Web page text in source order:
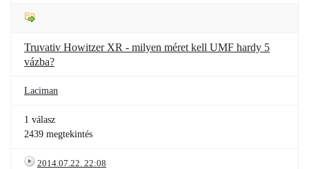
Truvativ Howitzer XR - milyen méret kell UMF hardy 5
vázba?
Laciman
1 válasz
2439 megtekintés
2014.07.22. 22:08